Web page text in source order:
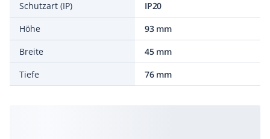
Schutzart (IP)
IP20
Höhe
93 mm
Breite
45 mm
Tiefe
76 mm